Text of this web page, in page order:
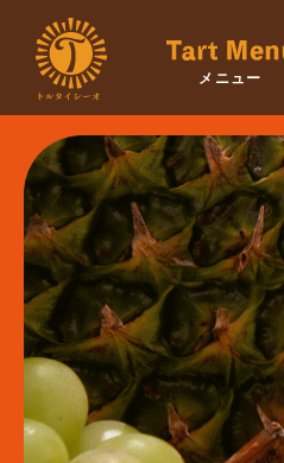
メニュー